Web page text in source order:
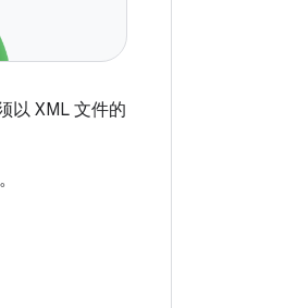
以 XML 文件的
。